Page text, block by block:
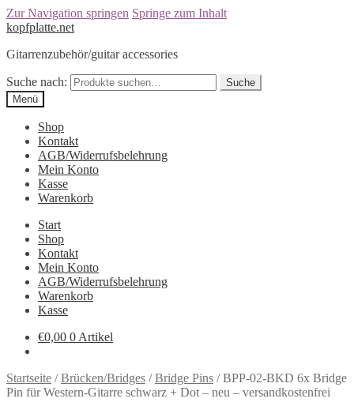
Zur Navigation springen Springe zum Inhalt
kopfplatte.net
Gitarrenzubehör/guitar accessories
Suche nach:
Suche
Menü
Shop
Kontakt
AGB/Widerrufsbelehrung
Mein Konto
Kasse
Warenkorb
Start
Shop
Kontakt
Mein Konto
AGB/Widerrufsbelehrung
Warenkorb
Kasse
€0,00 0 Artikel
Startseite /Brücken/Bridges /Bridge Pins /BPP-02-BKD 6x Bridge
Pin für Western-Gitarre schwarz + Dot – neu – versandkostenfrei